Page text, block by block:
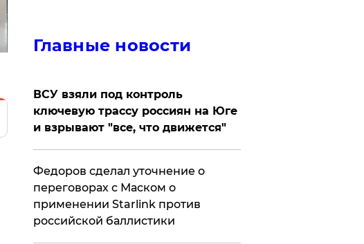
Главные новости
ВСУ взяли под контроль
ключевую трассу россиян на Юге
и взрывают "все, что движется"
Федоров сделал уточнение о
переговорах с Маском о
применении Starlink против
российской баллистики